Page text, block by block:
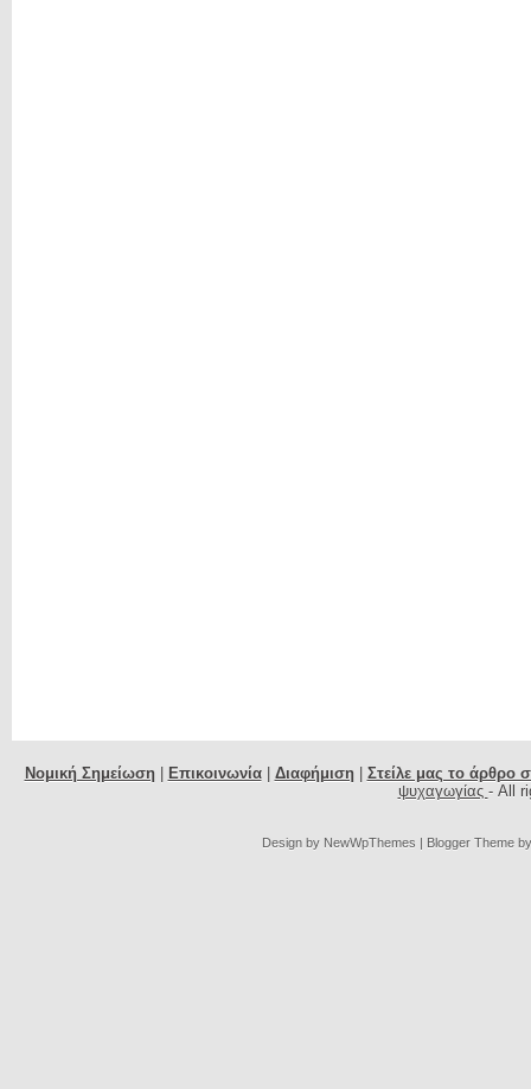
Νομική Σημείωση Επικοινωνία| Διαφήμιση
Στείλε μας το άρθρο
ψυχαγωγίας - All
Design by NewWpThemes | Blogger Theme